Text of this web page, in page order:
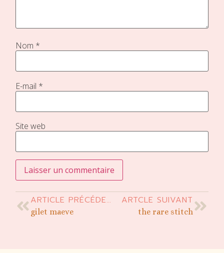
Nom *
E-mail *
Site web
ARTICLE PRÉCÉDENT
gilet maeve
ARTCLE SUIVANT
the rare stitch